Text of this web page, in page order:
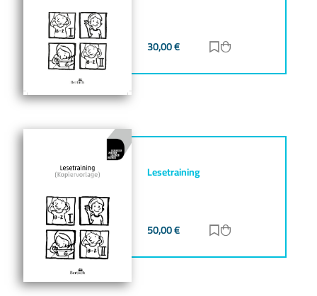
30,00€ Zur Merkliste
Lesetraining
50,00€ Zur Merkliste